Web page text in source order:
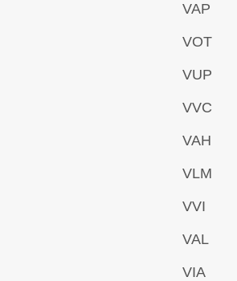
VAP
VOT
VUP
VVC
VAH
VLM
VVI
VAL
VIA